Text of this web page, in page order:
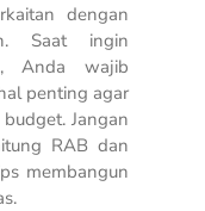
dengan
Saat ingin
Anda wajib
penting agar
Jangan
RAB dan
membangun